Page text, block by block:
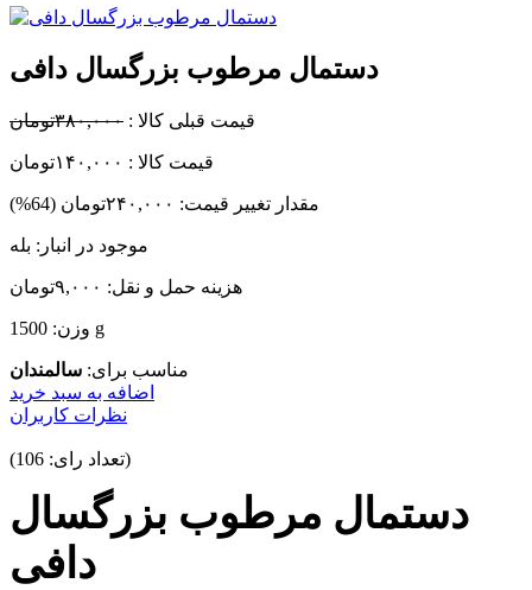
دستمال مرطوب بزرگسال دافی
قیمت قبلی کالا : ۳۸۰,۰۰۰تومان
قیمت کالا : ۱۴۰,۰۰۰تومان
مقدار تغییر قیمت: ۲۴۰,۰۰۰تومان (64%)
موجود در انبار: بله
هزینه حمل و نقل: ۹,۰۰۰تومان
وزن: 1500 g
مناسب برای: سالمندان
اضافه به سبد خرید
نظرات کاربران
(تعداد رای: 106)
دستمال مرطوب بزرگسال
دافی